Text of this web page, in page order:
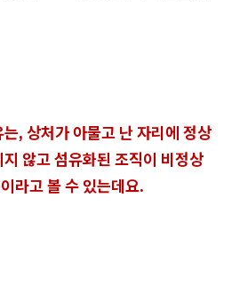
, 상처가 아물고 난 자리에 정상
않고 섬유화된 조직이 비정상
라고 볼 수 있는데요.